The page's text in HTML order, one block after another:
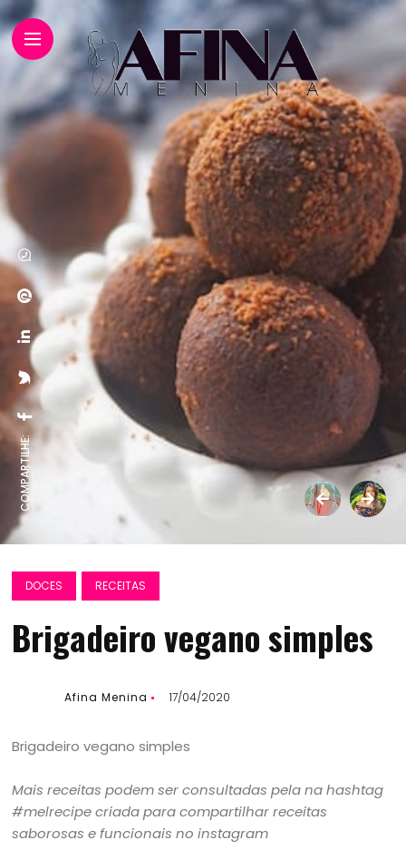
COMPARTILHE:
DOCES RECEITAS
Brigadeiro vegano simples
Afina Menina 17/04/2020
Brigadeiro vegano simples
Mais receitas podem ser consultadas pela na hashtag
#melrecipe criada para compartilhar receitas
saborosas e funcionais no instagram